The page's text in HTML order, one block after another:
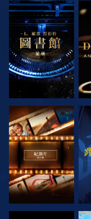
探索系列節目
探索系列節目